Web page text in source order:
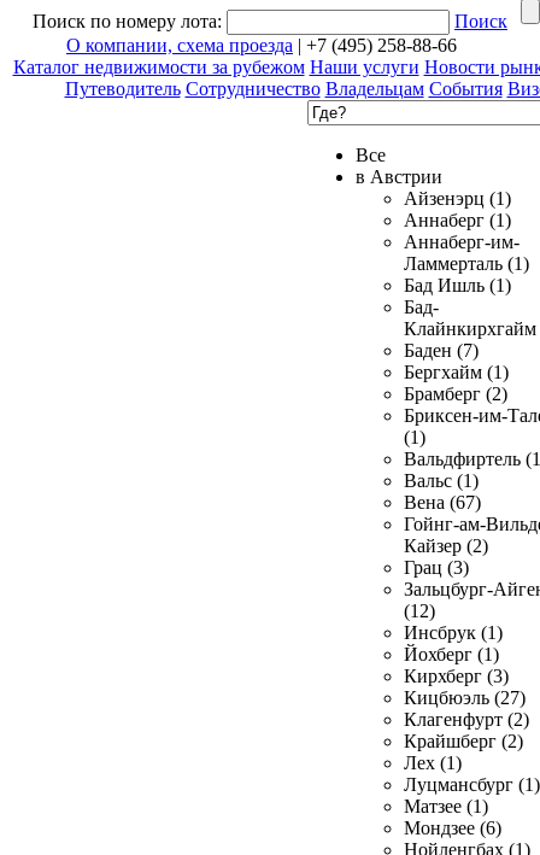
Поиск по номеру лота:
Поиск
О компании, схема проезда | +7 (495) 258-88-66
Каталог недвижимости за рубежом Наши услуги Новости
Путеводитель Сотрудничество Владельцам События
Все
в Австрии
Айзенэрц (1)
Аннаберг (1)
Аннаберг-им-
Ламмерталь (1)
Бад Ишль (1)
Бад-
Клайнкирхгайм
Баден (7)
Бергхайм (1)
Брамберг (2)
Бриксен-им-
(1)
Вальдфиртель
Вальс (1)
Вена (67)
Гойнг-ам-
Кайзер (2)
Грац (3)
Зальцбург-
(12)
Инсбрук (1)
Йохберг (1)
Кирхберг (3)
Кицбюэль (27)
Клагенфурт (2)
Крайшберг (2)
Лех (1)
Луцмансбург (1)
Матзее (1)
Мондзее (6)
Нойленгбах (1)